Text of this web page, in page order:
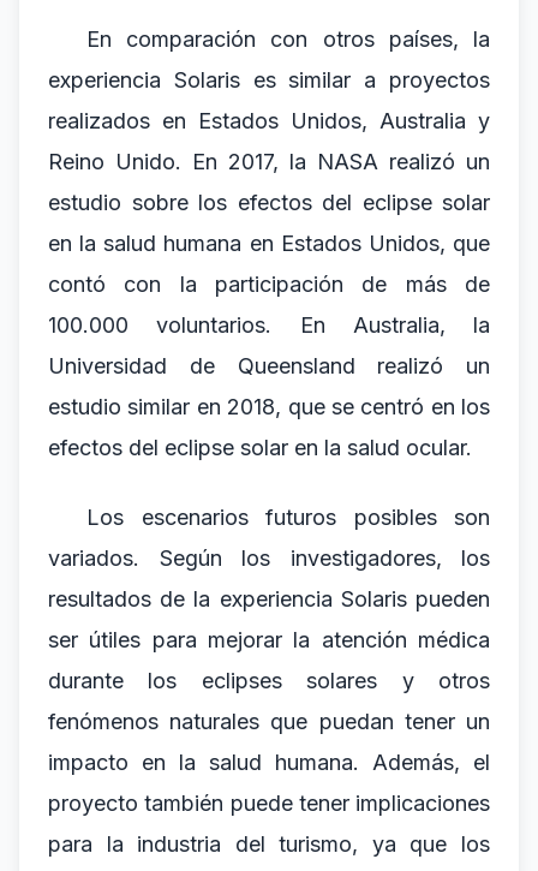
En comparación con otros países, la
experiencia Solaris es similar a proyectos
realizados en Estados Unidos, Australia y
Reino Unido. En 2017, la NASA realizó un
estudio sobre los efectos del eclipse solar
en la salud humana en Estados Unidos, que
contó con la participación de más de
100.000 voluntarios. En Australia, la
Universidad de Queensland realizó un
estudio similar en 2018, que se centró en los
efectos del eclipse solar en la salud ocular.
Los escenarios futuros posibles son
variados. Según los investigadores, los
resultados de la experiencia Solaris pueden
ser útiles para mejorar la atención médica
durante los eclipses solares y otros
fenómenos naturales que puedan tener un
impacto en la salud humana. Además, el
proyecto también puede tener implicaciones
para la industria del turismo, ya que los